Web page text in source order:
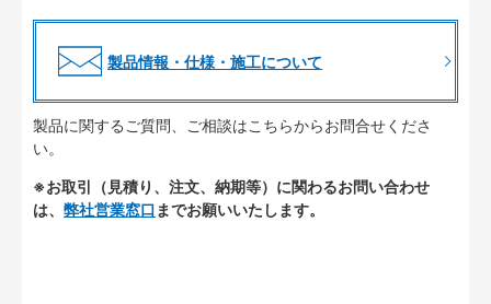
製品情報・仕様・施工について
製品に関するご質問、ご相談はこちらからお問合せくださ
い。
※お取引（見積り、注文、納期等）に関わるお問い合わせ
は、 弊社営業窓口 までお願いいたします。